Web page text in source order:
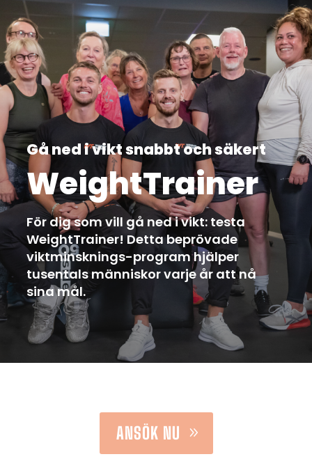
Gå ned i vikt snabbt och säkert
WeightTrainer
För dig som vill gå ned i vikt: testa
WeightTrainer! Detta beprövade
viktminsknings-program hjälper
tusentals människor varje år att nå
sina mål.
ANSÖK NU